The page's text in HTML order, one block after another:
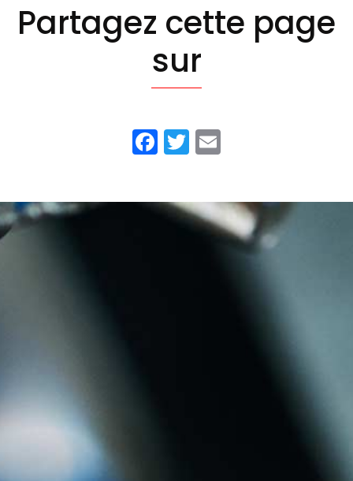
Partagez cette page
sur
Facebook
Twitter